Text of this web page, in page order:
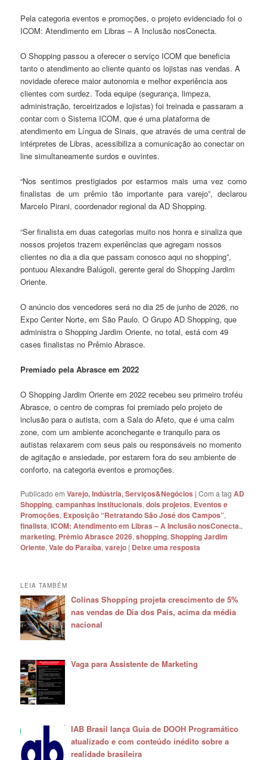
Pela categoria eventos e promoções, o projeto evidenciado foi o
ICOM: Atendimento em Libras – A Inclusão nosConecta.
O Shopping passou a oferecer o serviço ICOM que beneficia
tanto o atendimento ao cliente quanto os lojistas nas vendas. A
novidade oferece maior autonomia e melhor experiência aos
clientes com surdez. Toda equipe (segurança, limpeza,
administração, terceirizados e lojistas) foi treinada e passaram a
contar com o Sistema ICOM, que é uma plataforma de
atendimento em Língua de Sinais, que através de uma central de
intérpretes de Libras, acessibiliza a comunicação ao conectar on
line simultaneamente surdos e ouvintes.
“Nos sentimos prestigiados por estarmos mais uma vez como
finalistas de um prêmio tão importante para varejo”, declarou
Marcelo Pirani, coordenador regional da AD Shopping.
“Ser finalista em duas categorias muito nos honra e sinaliza que
nossos projetos trazem experiências que agregam nossos
clientes no dia a dia que passam conosco aqui no shopping”,
pontuou Alexandre Balúgoli, gerente geral do Shopping Jardim
Oriente.
O anúncio dos vencedores será no dia 25 de junho de 2026, no
Expo Center Norte, em São Paulo. O Grupo AD Shopping, que
administra o Shopping Jardim Oriente, no total, está com 49
cases finalistas no Prêmio Abrasce.
Premiado pela Abrasce em 2022
O Shopping Jardim Oriente em 2022 recebeu seu primeiro troféu
Abrasce, o centro de compras foi premiado pelo projeto de
inclusão para o autista, com a Sala do Afeto, que é uma calm
zone, com um ambiente aconchegante e tranquilo para os
autistas relaxarem com seus pais ou responsáveis no momento
de agitação e ansiedade, por estarem fora do seu ambiente de
conforto, na categoria eventos e promoções.
Publicado em Varejo, Indústria, Serviços&Negócios |Com a tagAD
Shopping,campanhas institucionais,dois projetos, Eventos e
Promoções, Exposição “Retratando São José dos Campos”,
finalista,ICOM: Atendimento em Libras – A Inclusão nosConecta.,
marketing, Prêmio Abrasce 2026,shopping,Shopping Jardim
Oriente,Vale do Paraíba,varejo | Deixe uma resposta
LEIA TAMBÉM
Colinas Shopping projeta crescimento de 5%
nas vendas de Dia dos Pais, acima da média
nacional
Vaga para Assistente de Marketing
IAB Brasil lança Guia de DOOH Programático
atualizado e com conteúdo inédito sobre a
realidade brasileira